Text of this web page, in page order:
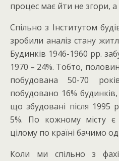
процес має йти не згори, а
Спільно з Інститутом
зробили аналіз стану
Будинків 1946-1960 рр.
1970 – 24%. Тобто,
побудована 50-70
побудовано 16%
що збудовані після 1995
5%. По кожному місту є
цілому по країні бачимо
Коли ми спільно з